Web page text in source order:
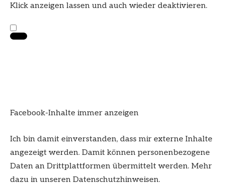
Klick anzeigen lassen und auch wieder deaktivieren.
Facebook-Inhalte immer anzeigen
Ich bin damit einverstanden, dass mir externe Inhalte
angezeigt werden. Damit können personenbezogene
Daten an Drittplattformen übermittelt werden. Mehr
dazu in unseren Datenschutzhinweisen.